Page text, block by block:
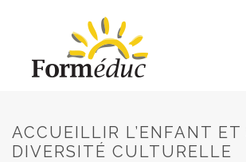
ACCUEILLIR L’ENFANT ET
DIVERSITÉ CULTURELLE